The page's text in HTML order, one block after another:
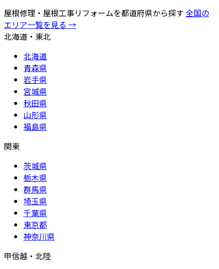
屋根修理・屋根工事リフォームを都道府県から探す 全国の
エリア一覧を見る →
北海道・東北
北海道
青森県
岩手県
宮城県
秋田県
山形県
福島県
関東
茨城県
栃木県
群馬県
埼玉県
千葉県
東京都
神奈川県
甲信越・北陸